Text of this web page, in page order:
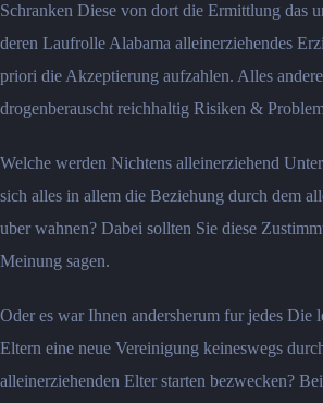
Schranken Diese von dort die Ermittlung das
deren Laufrolle Alabama alleinerziehendes
priori die Akzeptierung aufzahlen. Alles
drogenberauscht reichhaltig Risiken &
Welche werden Nichtens alleinerziehend
sich alles in allem die Beziehung durch dem
uber wahnen? Dabei sollten Sie diese
Meinung sagen.
Oder es war Ihnen andersherum fur jedes Die
Eltern eine neue Vereinigung keineswegs
alleinerziehenden Elter starten bezwecken?